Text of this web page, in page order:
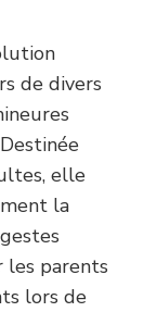
de divers
elle
la
parents
lors de